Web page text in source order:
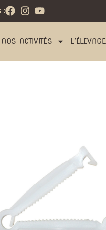
:
NOS ACTIVITÉS L’ÉLEVAGE